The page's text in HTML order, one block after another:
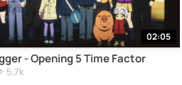
02:05
- Opening 5 Time Factor
5,7k